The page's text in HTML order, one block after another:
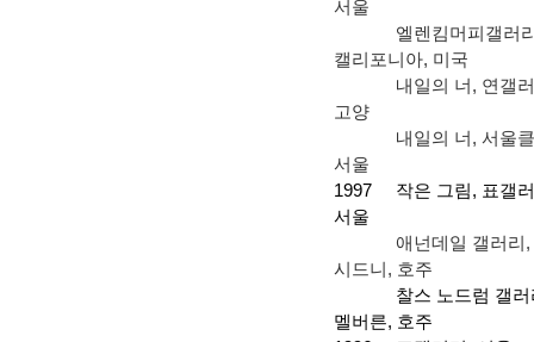
서울
엘렌킴머피갤러
캘리포니아, 미국
내일의 너, 연갤
고양
내일의 너, 서울
서울
1997
작은 그림, 표갤
서울
애넌데일 갤러리,
시드니, 호주
찰스 노드럼 갤러
멜버른, 호주